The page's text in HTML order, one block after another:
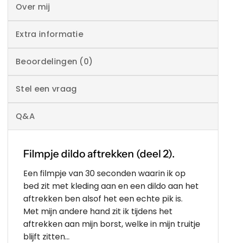
Over mij
Extra informatie
Beoordelingen (0)
Stel een vraag
Q&A
Filmpje dildo aftrekken (deel 2).
Een filmpje van 30 seconden waarin ik op
bed zit met kleding aan en een dildo aan het
aftrekken ben alsof het een echte pik is.
Met mijn andere hand zit ik tijdens het
aftrekken aan mijn borst, welke in mijn truitje
blijft zitten…